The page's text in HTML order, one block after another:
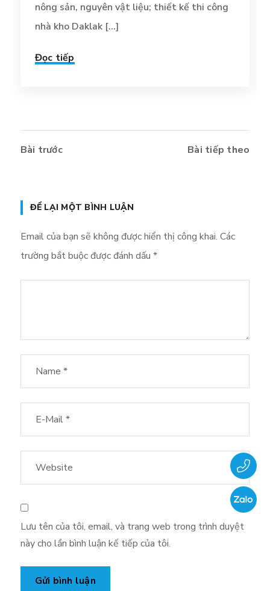
nông sản, nguyên vật liệu; thiết kế thi công
nhà kho Daklak [...]
Đọc tiếp
Bài trước Bài tiếp theo
ĐỂ LẠI MỘT BÌNH LUẬN
Email của bạn sẽ không được hiển thị công khai. Các
trường bắt buộc được đánh dấu *
Lưu tên của tôi, email, và trang web trong trình duyệt
này cho lần bình luận kế tiếp của tôi.